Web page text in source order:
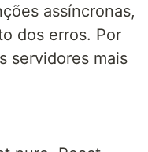
assíncronas,
dos erros. Por
servidores mais